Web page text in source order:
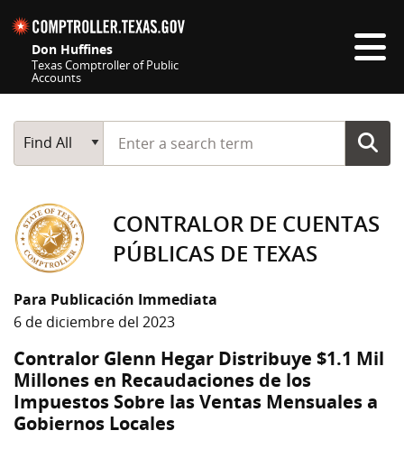
Don Huffines
Texas Comptroller of Public
Accounts
Main Search
Find All
Start typing a search term
CONTRALOR DE CUENTAS
PÚBLICAS DE TEXAS
Para Publicación Immediata
6 de diciembre del 2023
Contralor Glenn Hegar Distribuye $1.1 Mil
Millones en Recaudaciones de los
Impuestos Sobre las Ventas Mensuales a
Gobiernos Locales